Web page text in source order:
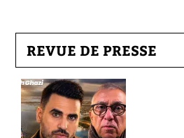
REVUE DE PRESSE